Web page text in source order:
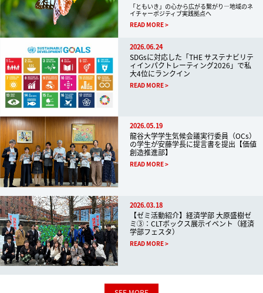
「ともいき」の心から広がる繋がり―地域のネ
イチャーポジティブ実践拠点へ
READ MORE
2026.06.24
SDGsに対応した「THE サステナビリテ
ィインパクトレーティング2026」で私
大4位にランクイン
READ MORE
2026.05.19
龍谷大学学生気候会議実行委員（OCs）
の学生が安藤学長に提言書を提出【価値
創造推進部】
READ MORE
2026.03.18
【ゼミ活動紹介】経済学部 大原盛樹ゼ
ミ③：CLTボックス展示イベント（経済
学部フェスタ）
READ MORE